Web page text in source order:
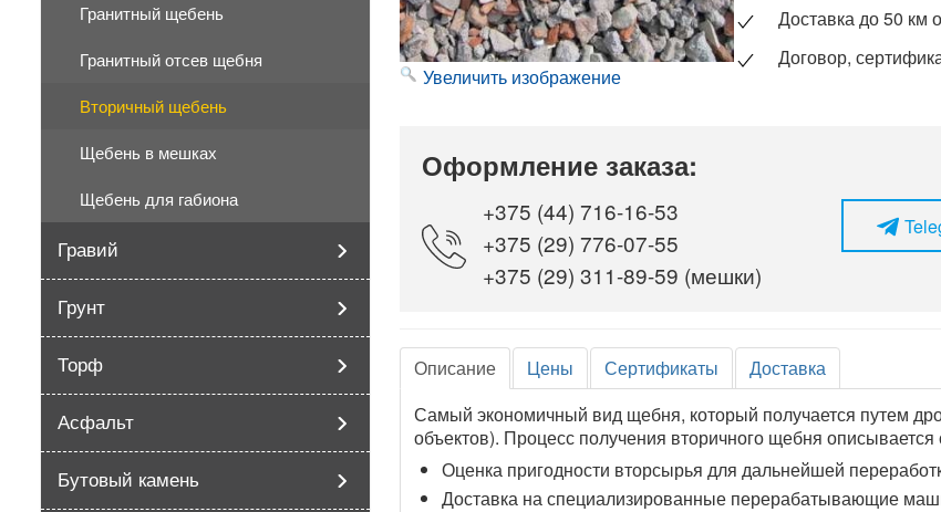
Гранитный щебень
Гранитный отсев щебня
Вторичный щебень
Щебень в мешках
Щебень для габиона
Гравий
Грунт
Торф
Асфальт
Бутовый камень
Увеличить изображение
Доставка до 50 км
Договор,
Оформление заказа:
+375 (44) 716-16-53
+375 (29) 776-07-55
+375 (29) 311-89-59 (мешки)
Описание Цены Сертификаты
Доставка
Самый экономичный вид щебня, который получается путем
объектов). Процесс получения вторичного щебня
Оценка пригодности вторсырья для дальнейшей
Доставка на специализированные перерабатывающие